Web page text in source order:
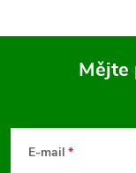
Mějte
E-mail